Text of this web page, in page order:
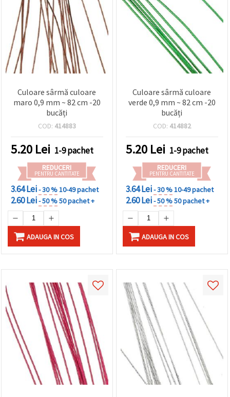
Culoare sârmă culoare
maro 0,9 mm ~ 82 cm -20
bucăți
COD: 414883
5.20 Lei 1-9 pachet
REDUCERI
PENTRU CANTITATE
3.64 Lei- 30 %10-49 pachet
2.60 Lei- 50 %50 pachet +
ADAUGA IN COS
Culoare sârmă culoare
verde 0,9 mm ~ 82 cm -20
bucăți
COD: 414882
5.20 Lei 1-9 pachet
REDUCERI
PENTRU CANTITATE
3.64 Lei- 30 %10-49 pachet
2.60 Lei- 50 %50 pachet +
ADAUGA IN COS